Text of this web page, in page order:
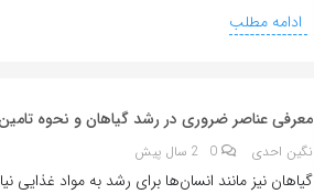
ادامه مطلب
معرفی عناصر ضروری در رشد گیاهان و نحوه
نگین احدی 0 2 سال پیش
گیاهان نیز مانند انسان‌ها برای رشد به مواد غذایی